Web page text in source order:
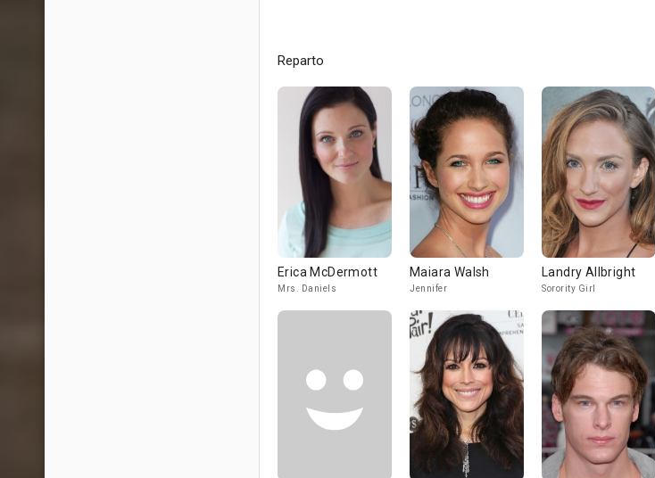
Reparto
Erica McDermott
Mrs. Daniels
Maiara Walsh
Jennifer
Landry Allbright
Sorority Girl